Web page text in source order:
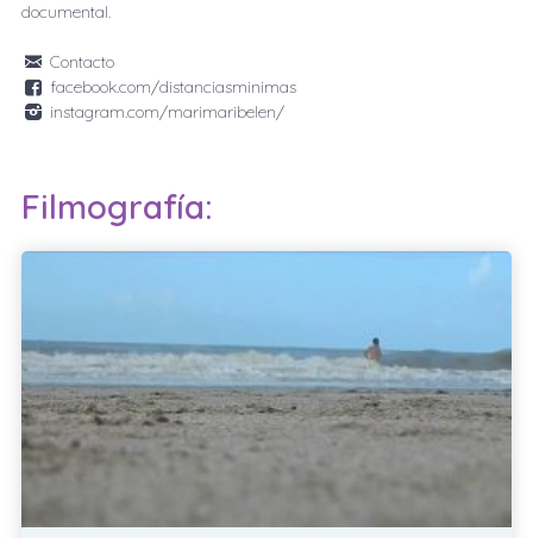
documental.
Contacto
facebook.com/distanciasminimas
instagram.com/marimaribelen/
Filmografía: